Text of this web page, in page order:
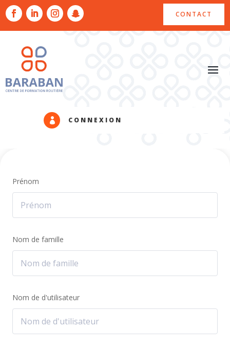
CONTACT
 CONNEXION
Prénom
Nom de famille
Nom de d'utilisateur